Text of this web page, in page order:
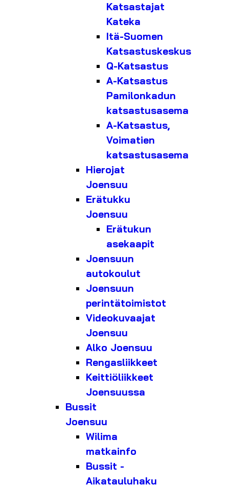
Katsastajat
Kateka
Itä-Suomen
Katsastuskeskus
Q-Katsastus
A-Katsastus
Pamilonkadun
katsastusasema
A-Katsastus,
Voimatien
katsastusasema
Hierojat
Joensuu
Erätukku
Joensuu
Erätukun
asekaapit
Joensuun
autokoulut
Joensuun
perintätoimistot
Videokuvaajat
Joensuu
Alko Joensuu
Rengasliikkeet
Keittiöliikkeet
Joensuussa
Bussit
Joensuu
Wilima
matkainfo
Bussit -
Aikatauluhaku